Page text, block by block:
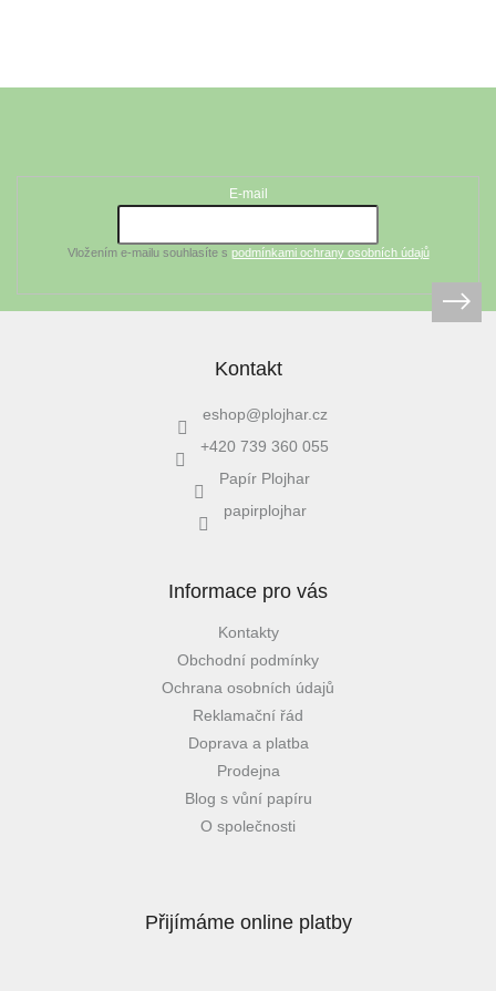
E-mail
Vložením e-mailu souhlasíte s podmínkami ochrany osobních údajů
Kontakt
eshop@plojhar.cz
+420 739 360 055
Papír Plojhar
papirplojhar
Informace pro vás
Kontakty
Obchodní podmínky
Ochrana osobních údajů
Reklamační řád
Doprava a platba
Prodejna
Blog s vůní papíru
O společnosti
Přijímáme online platby